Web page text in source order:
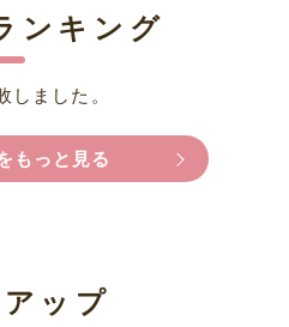
ンキング
ました。
もっと見る
ップ